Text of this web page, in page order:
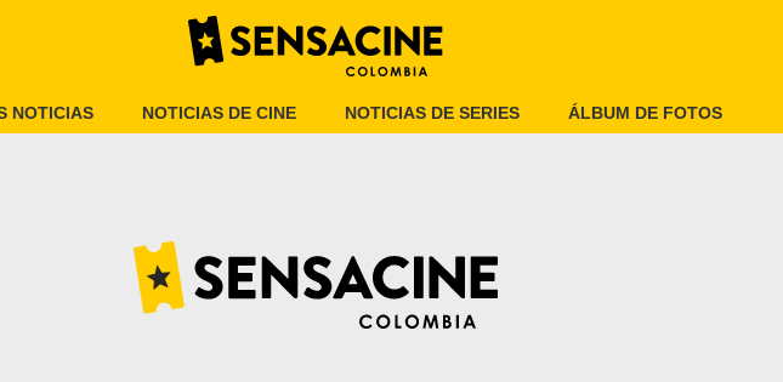
NOTICIAS NOTICIAS DE CINE NOTICIAS DE SERIES ÁLBUM DE FOTOS